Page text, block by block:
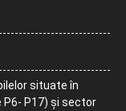
situate în
P17) și sector